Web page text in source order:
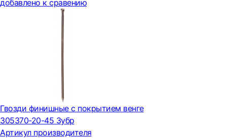
добавлено к сравению
Гвозди финишные с покрытием венге
305370-20-45 Зубр
Артикул производителя